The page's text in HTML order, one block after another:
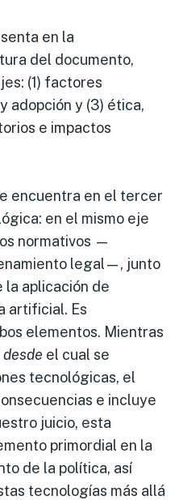
en la
del documento,
(1) factores
adopción y (3) ética,
e impactos
encuentra en el tercer
en el mismo eje
normativos —
legal—, junto
la aplicación de
artificial. Es
elementos. Mientras
desde el cual se
tecnológicas, el
e incluye
juicio, esta
primordial en la
de la política, así
tecnologías más allá